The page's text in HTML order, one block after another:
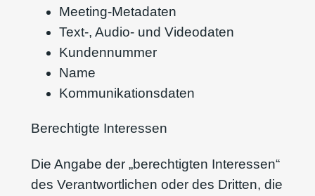
Meeting-Metadaten
Text-, Audio- und Videodaten
Kundennummer
Name
Kommunikationsdaten
Berechtigte Interessen
Die Angabe der „berechtigten Interessen“
des Verantwortlichen oder des Dritten, die